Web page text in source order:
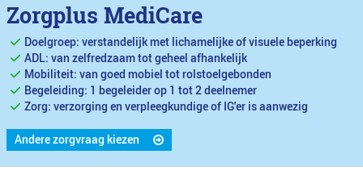
Zorgplus MediCare
Doelgroep: verstandelijk met lichamelijke of visuele beperking
ADL: van zelfredzaam tot geheel afhankelijk
Mobiliteit: van goed mobiel tot rolstoelgebonden
Begeleiding: 1 begeleider op 1 tot 2 deelnemer
Zorg: verzorging en verpleegkundige of IG'er is aanwezig
Andere zorgvraag kiezen